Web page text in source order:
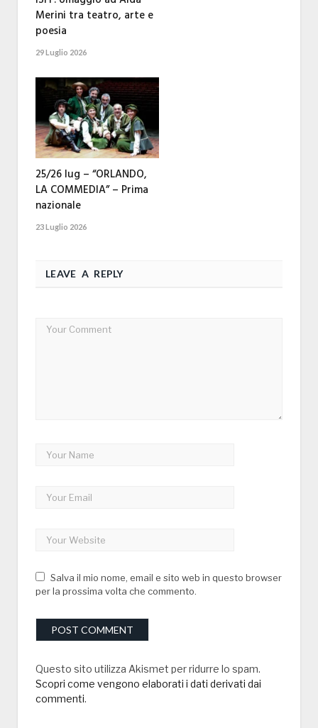
Merini tra teatro, arte e
poesia
29 Luglio 2026
25/26 lug – “ORLANDO,
LA COMMEDIA” – Prima
nazionale
23 Luglio 2026
LEAVE A REPLY
Salva il mio nome, email e sito web in questo browser
per la prossima volta che commento.
Questo sito utilizza Akismet per ridurre lo spam.
Scopri come vengono elaborati i dati derivati dai
commenti.